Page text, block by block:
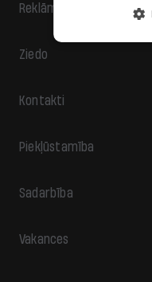
Reklāma
Ziedo
Kontakti
Piekļūstamība
Sadarbība
Vakances